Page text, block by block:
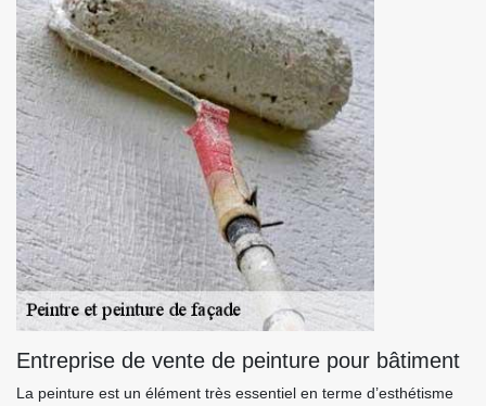
Entreprise de vente de peinture pour bâtiment
La peinture est un élément très essentiel en terme d’esthétisme